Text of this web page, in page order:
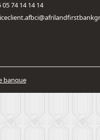
05 74 14 14 14
banque